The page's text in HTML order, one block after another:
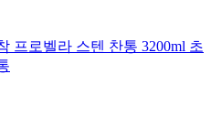
프로벨라 스텐 찬통 3200ml 초